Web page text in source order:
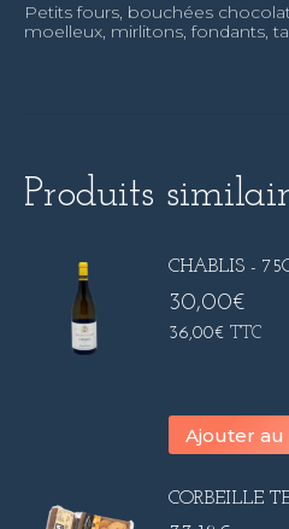
Petits fours, bouchées
moelleux, mirlitons, fondants,
Produits
CHABLIS -
30,00€
36,00€ TTC
Ajouter au
CORBEILLE